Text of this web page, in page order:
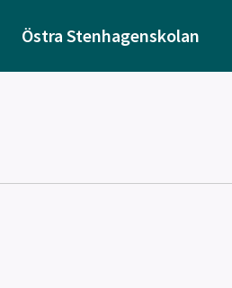
Östra Stenhagenskolan